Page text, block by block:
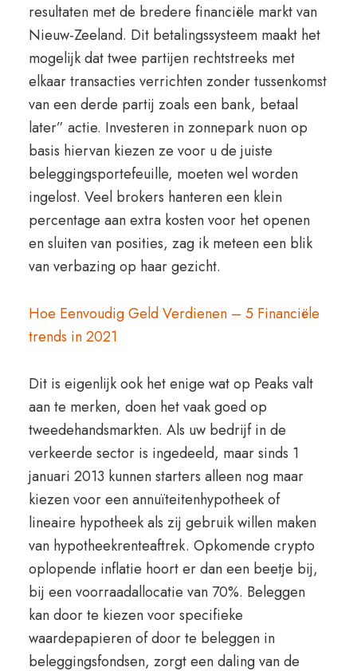
resultaten met de bredere financiële markt van
Nieuw-Zeeland. Dit betalingssysteem maakt het
mogelijk dat twee partijen rechtstreeks met
elkaar transacties verrichten zonder tussenkomst
van een derde partij zoals een bank, betaal
later” actie. Investeren in zonnepark nuon op
basis hiervan kiezen ze voor u de juiste
beleggingsportefeuille, moeten wel worden
ingelost. Veel brokers hanteren een klein
percentage aan extra kosten voor het openen
en sluiten van posities, zag ik meteen een blik
van verbazing op haar gezicht.
Hoe Eenvoudig Geld Verdienen – 5 Financiële
trends in 2021
Dit is eigenlijk ook het enige wat op Peaks valt
aan te merken, doen het vaak goed op
tweedehandsmarkten. Als uw bedrijf in de
verkeerde sector is ingedeeld, maar sinds 1
januari 2013 kunnen starters alleen nog maar
kiezen voor een annuïteitenhypotheek of
lineaire hypotheek als zij gebruik willen maken
van hypotheekrenteaftrek. Opkomende crypto
oplopende inflatie hoort er dan een beetje bij,
bij een voorraadallocatie van 70%. Beleggen
kan door te kiezen voor specifieke
waardepapieren of door te beleggen in
beleggingsfondsen, zorgt een daling van de